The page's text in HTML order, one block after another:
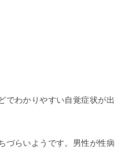
でわかりやすい自覚症状が出
づらいようです。男性が性病